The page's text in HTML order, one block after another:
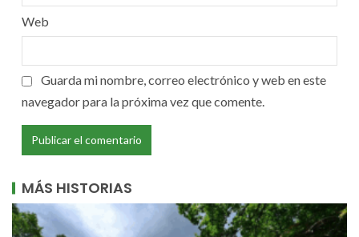
Web
Guarda mi nombre, correo electrónico y web en este
navegador para la próxima vez que comente.
MÁS HISTORIAS